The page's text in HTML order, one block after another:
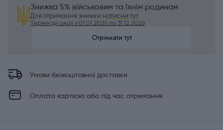
Знижка 5% військовим та їхнім родинам
Для отримання знижки натисни тут
Термін дії акції з 01.01.2026 по 31.12.2026
Отримати тут
Умови безкоштовної доставки
Оплата карткою або під час отримання